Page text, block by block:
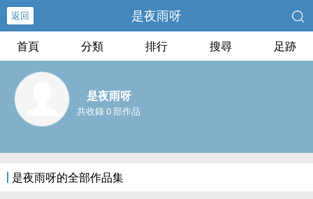
返回 是夜雨呀
首頁 分類 排行 搜尋 足跡
是夜雨呀
共收錄 0 部作品
是夜雨呀的全部作品集